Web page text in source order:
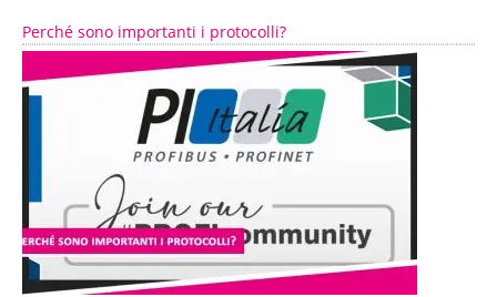
Perché sono importanti i protocolli?